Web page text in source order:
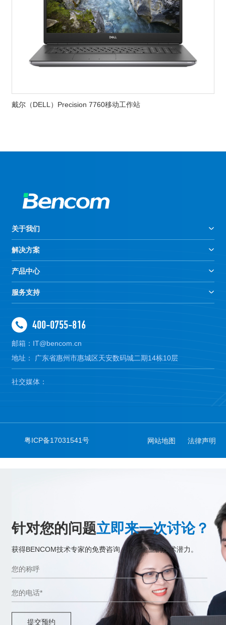
戴尔（DELL）Precision 7760移动工作站
关于我们
解决方案
产品中心
服务支持
400-0755-816
邮箱：IT@bencom.cn
地址： 广东省惠州市惠城区天安数码城二期14栋10层
社交媒体：
粤ICP备17031541号 网站地图 法律声明
针对您的问题立即来一次讨论？
获得BENCOM技术专家的免费咨询，挖掘企业的技术潜力。
提交预约